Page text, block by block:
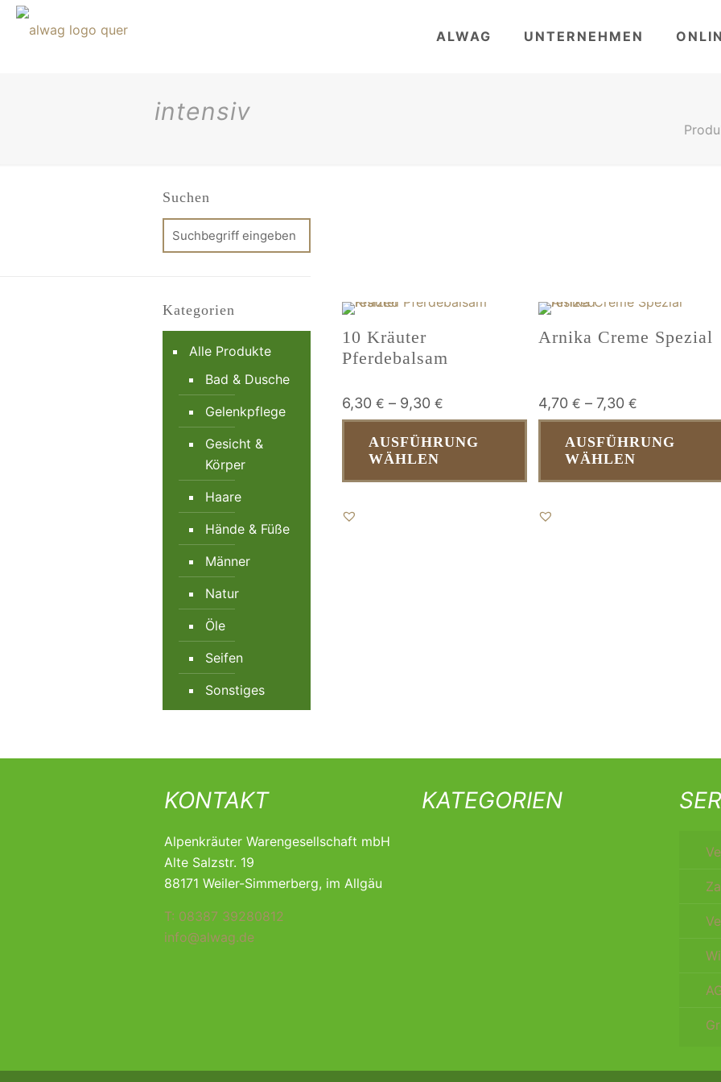
ALWAG UNTERNEHMEN
intensiv
10 Kräuter
Pferdebalsam
6,30 € – 9,30 €
AUSFÜHRUNG
WÄHLEN
Produkt
Varianten
Arnika Creme Spezial
4,70€ –7,30€
AUSFÜHRUNG
WÄHLEN
Suchen
Kategorien
Alle Produkte
Bad & Dusche
Gelenkpflege
Gesicht &
Körper
Haare
Hände & Füße
Männer
Natur
Öle
Seifen
Sonstiges
KONTAKT
Alpenkräuter Warengesellschaft mbH
Alte Salzstr. 19
88171 Weiler-Simmerberg, im Allgäu
T: 08387 39280812
info@alwag.de
KATEGORIEN